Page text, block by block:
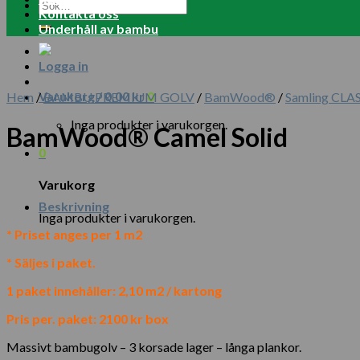
Sök
efter:
Logga in
Varukorg /0.00kr 0
Inga produkter i varukorgen.
0
Varukorg
Inga produkter i varukorgen.
Kontakta oss
Underhåll av bambu
Hem /BAMBU PREMIUM GOLV / BamWood® /Samling
BamWood® Camel Solid
Beskrivning
* Priset anges per 1 m2
* Säljes i paket.
1 paket innehåller: 2,10 m2 / kartong
Pris per. paket: 2100 kr box
Massivt bambugolv – 3 korsade lager – långa plankor.